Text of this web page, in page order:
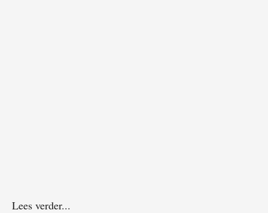
Lees verder...